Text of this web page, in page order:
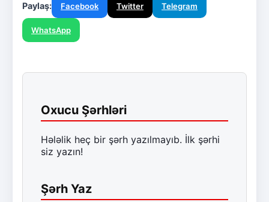
Paylaş: Facebook Twitter Telegram
WhatsApp
Oxucu Şərhləri
Hələlik heç bir şərh yazılmayıb. İlk şərhi
siz yazın!
Şərh Yaz